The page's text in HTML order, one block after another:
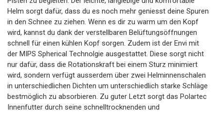
Helm sorgt dafür, dass du es noch mehr geniesst deine Spuren
in den Schnee zu ziehen. Wenn es dir zu warm um den Kopf
wird, kannst du dank der verstellbaren Belüftungsöffnungen
schnell für einen kühlen Kopf sorgen. Zudem ist der Envi mit
der MIPS Spherical Technolgie ausgestattet. Diese sorgt nicht
nur dafür, dass die Rotationskraft bei einem Sturz minimiert
wird, sondern verfügt ausserdem über zwei Helminnenschalen
in unterschiedlichen Dichten um unterschiedlich starke Schläge
bestmöglich zu absorbieren. Zu guter Letzt sorgt das Polartec
Innenfutter durch seine schnelltrocknenden und